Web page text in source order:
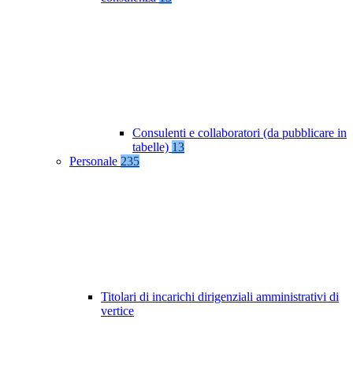
Consulenti e collaboratori (da pubblicare in
tabelle) 13
Personale 235
Titolari di incarichi dirigenziali amministrativi di
vertice